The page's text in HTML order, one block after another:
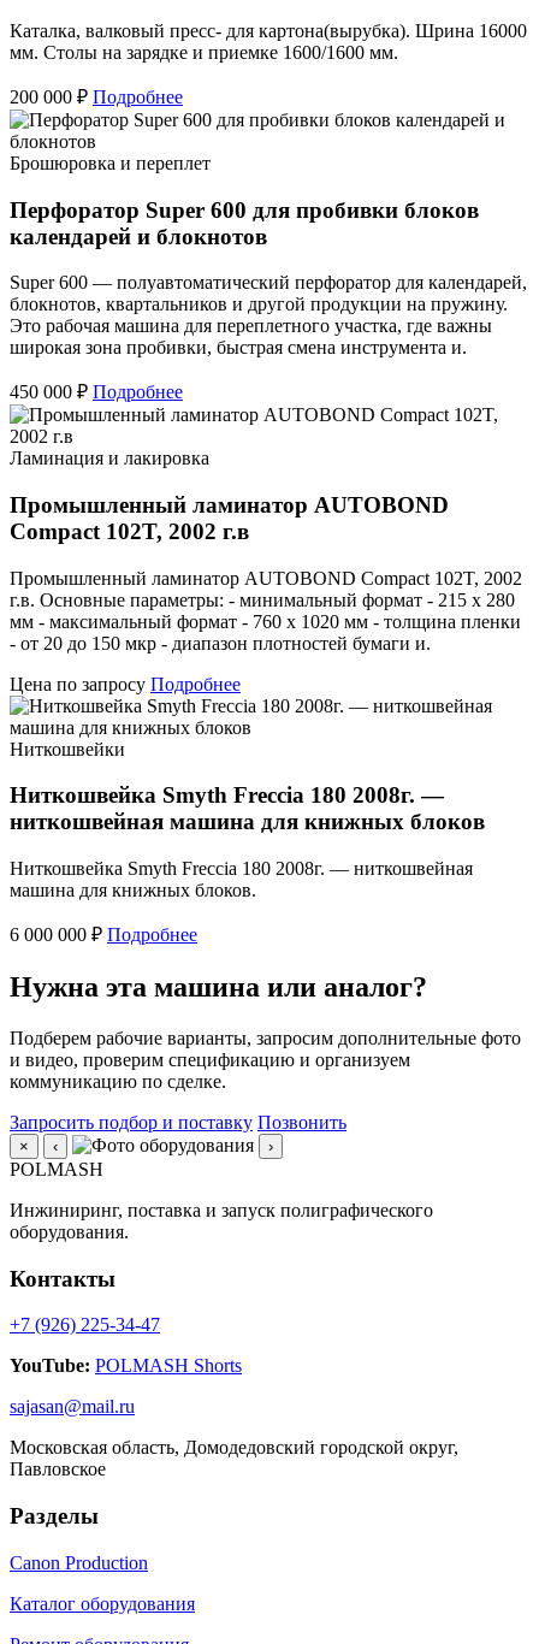
Каталка, валковый пресс- для картона(вырубка). Шрина 16000
мм. Столы на зарядке и приемке 1600/1600 мм.
200 000 ₽ Подробнее
Брошюровка и переплет
Перфоратор Super 600 для пробивки блоков
календарей и блокнотов
Super 600 — полуавтоматический перфоратор для календарей,
блокнотов, квартальников и другой продукции на пружину.
Это рабочая машина для переплетного участка, где важны
широкая зона пробивки, быстрая смена инструмента и.
450 000 ₽ Подробнее
Ламинация и лакировка
Промышленный ламинатор AUTOBOND
Compact 102T, 2002 г.в
Промышленный ламинатор AUTOBOND Compact 102T, 2002
г.в. Основные параметры: - минимальный формат - 215 х 280
мм - максимальный формат - 760 х 1020 мм - толщина пленки
- от 20 до 150 мкр - диапазон плотностей бумаги и.
Цена по запросу Подробнее
Ниткошвейки
Ниткошвейка Smyth Freccia 180 2008г. —
ниткошвейная машина для книжных блоков
Ниткошвейка Smyth Freccia 180 2008г. — ниткошвейная
машина для книжных блоков.
6 000 000 ₽ Подробнее
Нужна эта машина или аналог?
Подберем рабочие варианты, запросим дополнительные фото
и видео, проверим спецификацию и организуем
коммуникацию по сделке.
Запросить подбор и поставку Позвонить
× ‹ ›
POLMASH
Инжиниринг, поставка и запуск полиграфического
оборудования.
Контакты
+7 (926) 225-34-47
YouTube: POLMASH Shorts
sajasan@mail.ru
Московская область, Домодедовский городской округ,
Павловское
Разделы
Canon Production
Каталог оборудования